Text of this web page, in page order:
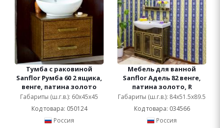
Тумба с раковиной
Sanflor Румба 60 2 ящика,
венге, патина золото
Габариты (ш.г.в.): 60x45x45
Код товара: 050124
Россия
Мебель для ванной
Sanflor Адель 82 венге,
патина золото, R
Габариты (ш.г.в.): 84x51.5x89.5
Код товара: 034566
Россия